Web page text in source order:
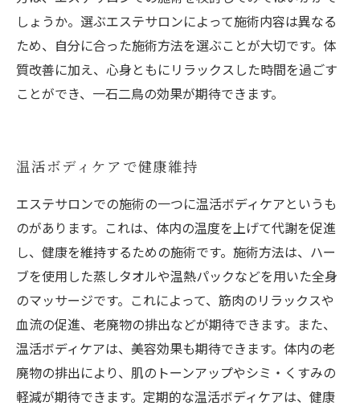
しょうか。選ぶエステサロンによって施術内容は異なる
ため、自分に合った施術方法を選ぶことが大切です。体
質改善に加え、心身ともにリラックスした時間を過ごす
ことができ、一石二鳥の効果が期待できます。
温活ボディケアで健康維持
エステサロンでの施術の一つに温活ボディケアというも
のがあります。これは、体内の温度を上げて代謝を促進
し、健康を維持するための施術です。施術方法は、ハー
ブを使用した蒸しタオルや温熱パックなどを用いた全身
のマッサージです。これによって、筋肉のリラックスや
血流の促進、老廃物の排出などが期待できます。また、
温活ボディケアは、美容効果も期待できます。体内の老
廃物の排出により、肌のトーンアップやシミ・くすみの
軽減が期待できます。定期的な温活ボディケアは、健康